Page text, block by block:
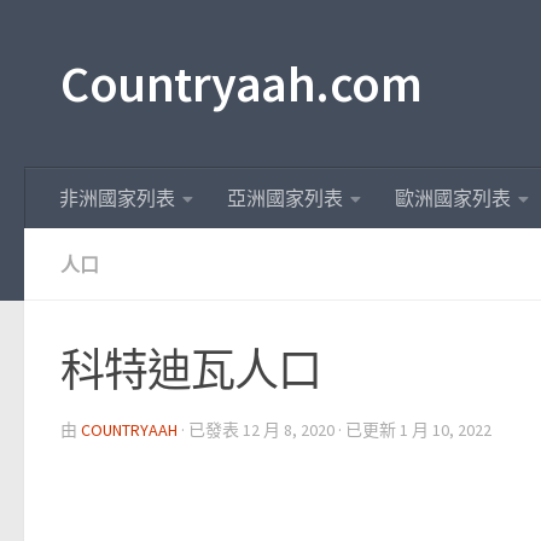
Countryaah.com
非洲國家列表 亞洲國家列表 歐洲國家列表
人口
科特迪瓦人口
由 COUNTRYAAH · 已發表 12 月 8, 2020 · 已更新 1 月 10, 2022